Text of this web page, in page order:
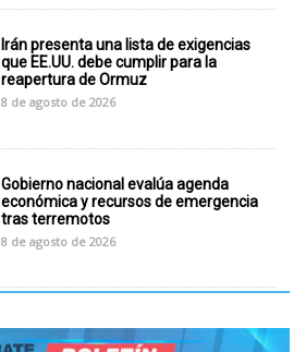
Irán presenta una lista de exigencias
que EE.UU. debe cumplir para la
reapertura de Ormuz
8 de agosto de 2026
Gobierno nacional evalúa agenda
económica y recursos de emergencia
tras terremotos
8 de agosto de 2026